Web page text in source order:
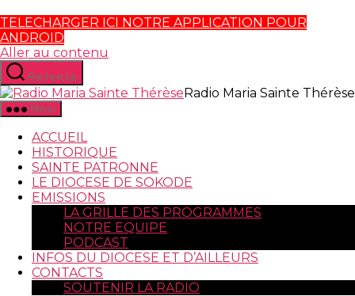
TELECHARGER ICI NOTRE APPLICATION POUR
ANDROID
Aller au contenu
Recherche
Radio Maria Sainte Thérèse
Menu
ACCUEIL
HISTORIQUE
SAINTE PATRONNE
LE DIOCESE DE SOKODE
EMISSIONS
LA GRILLE DES PROGRAMMES
NOTRE EQUIPE
PODCAST
INFOS DU DIOCESE ET D’AILLEURS
CONTACTS
SOUTENIR LA RADIO